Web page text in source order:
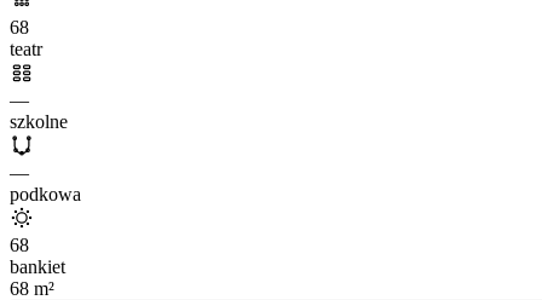
68
teatr
—
szkolne
—
podkowa
68
bankiet
68 m²